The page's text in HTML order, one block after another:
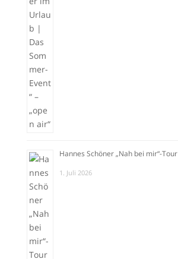
Hannes Schöner „Nah bei mir“-Tour
1. Juli 2026